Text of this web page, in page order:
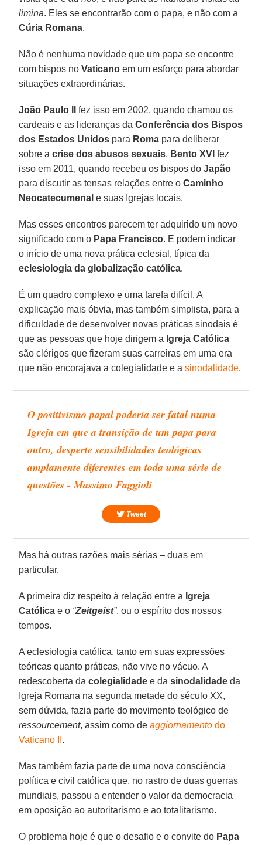
limina. Eles se encontrarão com o papa, e não com a
Cúria Romana.
Não é nenhuma novidade que um papa se encontre
com bispos noVaticano em um esforço para abordar
situações extraordinárias.
João Paulo II
fez isso em 2002, quando chamou os
cardeais e as lideranças daConferência dos Bispos
dos Estados Unidos para Roma para deliberar
sobre acrise dos abusos sexuais. Bento XVI fez
isso em 2011, quando recebeu os bispos doJapão
para discutir as tensas relações entre oCaminho
Neocatecumenal e suas Igrejas locais.
Mas esses encontros parecem ter adquirido um novo
significado com o Papa Francisco. E podem indicar
o início de uma nova prática eclesial, típica da
eclesiologia da globalização católica.
É um quadro complexo e uma tarefa difícil. A
explicação mais óbvia, mas também simplista, para a
dificuldade de desenvolver novas práticas sinodais é
que as pessoas que hoje dirigem a Igreja Católica
são clérigos que fizeram suas carreiras em uma era
que não encorajava a colegialidade e asinodalidade.
O positivismo papal poderia ser fatal numa
Igreja em que a transição de um papa para
outro, desperte sensibilidades teológicas
amplamente diferentes em toda uma série de
questões - Massimo Faggioli
Tweet
Mas há outras razões mais sérias – duas em
particular.
A primeira diz respeito à relação entre a Igreja
Católica e o “Zeitgeist”, ou o espírito dos nossos
tempos.
A eclesiologia católica, tanto em suas expressões
teóricas quanto práticas, não vive no vácuo. A
redescoberta dacolegialidade e dasinodalidade da
Igreja Romana na segunda metade do século XX,
sem dúvida, fazia parte do movimento teológico de
ressourcement, assim como deaggiornamento do
Vaticano II .
Mas também fazia parte de uma nova consciência
política e civil católica que, no rastro de duas guerras
mundiais, passou a entender o valor da democracia
em oposição ao autoritarismo e ao totalitarismo.
O problema hoje é que o desafio e o convite do Papa